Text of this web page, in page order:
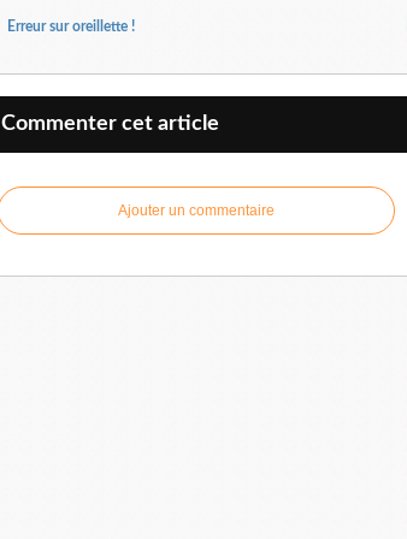
Erreur sur oreillette !
Commenter cet article
Ajouter un commentaire